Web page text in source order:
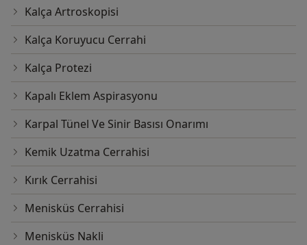
Kalça Artroskopisi
Kalça Koruyucu Cerrahi
Kalça Protezi
Kapalı Eklem Aspirasyonu
Karpal Tünel Ve Sinir Basısı Onarımı
Kemik Uzatma Cerrahisi
Kırık Cerrahisi
Menisküs Cerrahisi
Menisküs Nakli